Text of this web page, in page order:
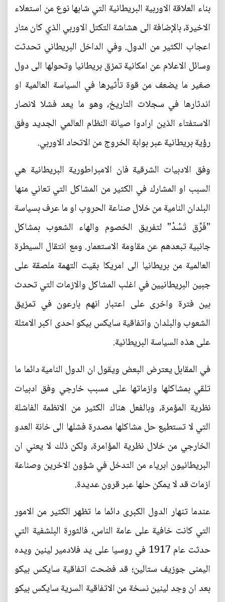
بناء العلاقة الاوربية البريطانية التي شابها نوع من استعلاء
الاخيرة، بالإضافة الى هشاشة التكتل الاوربي الذي كان مثار
اعجاب الكثير من الدول. وفي الداخل البريطاني تحدثت
وسائل الاعلام عن امكانية تمزق بريطانيا وتحولها الى دول
صغير ما يضعف من قوة تأثيرها في السياسة العالمية او
اندثارها في سجلات التاريخ، وهو ما يعد فشلا لانصار
الاستفتاء الذين ارادوا صيانة النظام العالمي الجديد وفق
رؤية بريطانية عبر بوابة الخروج من الاتحاد الاوربي.
وفق الادبيات الشرقية فان الامبراطورية البريطانية هي
السبب او المشارك في الكثير من المشاكل التي تعاني منها
البلدان النامية من خلال صناعة الحروب او ما عرف بسياسة
"فَرِّق تَسُدْ" لتفريق الخصوم والهاء الشعوب بمشاكل
جانبية تبعدهم عن مقاومة الاستعمار. ومع انتقال السيطرة
العالمية من بريطانيا الى امريكا بقيت التهمة ملصقة على
جبين البريطانيين في اغلب المشاكل والازمات التي تحدث
بين فترة واخرى على اعتبار انهم بارعون في تمزيق
الشعوب والبلدان واتفاقية سايكس بيكو احدى اكبر الامثلة
على هذه السياسة البريطانية.
في المقابل يعترض البعض ويقول ان الدول النامية دائما ما
تلقي بمشاكلها وازماتها على مسبب خارجي وفق ادبيات
نظرية المؤمرة، وبالفعل هناك الكثير من الانظمة الفاشلة
التي لا تستطيع حل مشاكلها مصدرة فشلها الى خانة العدو
الخارجي من خلال نظرية المؤامرة، ولكن ذلك لا يعني ان
البريطانيون ابرياء من التدخل في شؤون الاخرين وصناعة
ازمات قد لا يمكن حلها عبر قرون عديدة.
عندما تنهار الدول الكبرى دائما ما تظهر الكثير من الامور
التي كانت خافية على عامة الناس، فالثورة البلشفية التي
حدثت عام 1917 في روسيا على يد فلادمير لينين ويده
اليمنى جوزيف ستالين؛ قد فضحت اتفاقية سايكس بيكو
بعد ان وجد لينين نسخة من الاتفاقية السرية سايكس بيكو